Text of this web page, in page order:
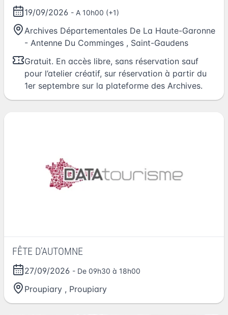
19/09/2026 - A 10h00 (+1)
Archives Départementales De La Haute-Garonne
- Antenne Du Comminges , Saint-Gaudens
Gratuit. En accès libre, sans réservation sauf
pour l’atelier créatif, sur réservation à partir du
1er septembre sur la plateforme des Archives.
FÊTE D’AUTOMNE
27/09/2026 - De 09h30 à 18h00
Proupiary , Proupiary